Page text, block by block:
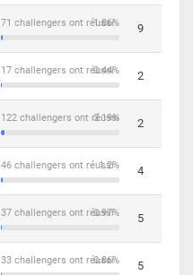
1.86%
71 challengers ont réussi 9
0.44%
17 challengers ont réussi 2
3.19%
122 challengers ont réussi 2
1.2%
46 challengers ont réussi 4
0.97%
37 challengers ont réussi 5
0.86%
33 challengers ont réussi 5